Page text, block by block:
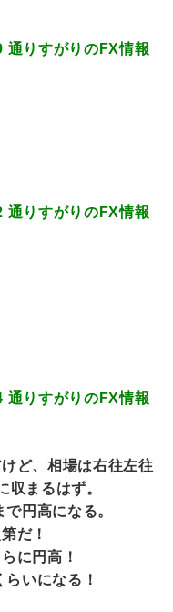
りすがりのFX情報
りすがりのFX情報
りすがりのFX情報
ど、相場は右往左往
収まるはず。
円高になる。
だ！
に円高！
いになる！